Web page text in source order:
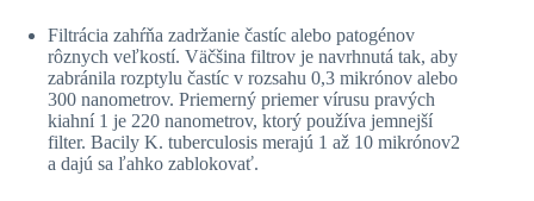
Filtrácia zahŕňa zadržanie častíc alebo patogénov
rôznych veľkostí. Väčšina filtrov je navrhnutá tak, aby
zabránila rozptylu častíc v rozsahu 0,3 mikrónov alebo
300 nanometrov. Priemerný priemer vírusu pravých
kiahní 1 je 220 nanometrov, ktorý používa jemnejší
filter. Bacily K. tuberculosis merajú 1 až 10 mikrónov2
a dajú sa ľahko zablokovať.